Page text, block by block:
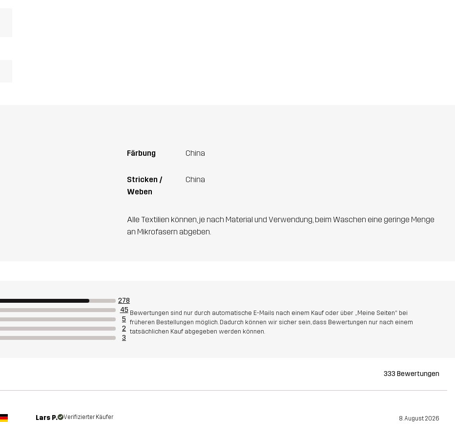
Färbung China
Stricken /
Weben
China
Alle Textilien können, je nach Material und Verwendung, beim Waschen eine geringe Menge
an Mikrofasern abgeben.
278
45
5
2
3
Bewertungen sind nur durch automatische E-Mails nach einem Kauf oder über „Meine Seiten“ bei
früheren Bestellungen möglich. Dadurch können wir sicher sein, dass Bewertungen nur nach einem
tatsächlichen Kauf abgegeben werden können.
333 Bewertungen
Lars P. Verifizierter Käufer 8. August 2026